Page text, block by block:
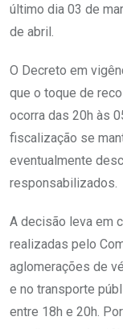
último dia 03 de
de abril.
O Decreto em
que o toque de
ocorra das 20h às
fiscalização se
eventualmente
responsabilizados.
A decisão leva em
realizadas pelo
aglomerações de
e no transporte
entre 18h e 20h.